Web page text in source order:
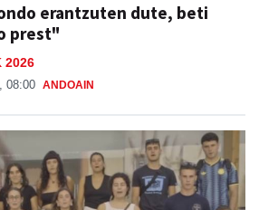
erantzuten dute, beti
prest"
2026
08:00 ANDOAIN